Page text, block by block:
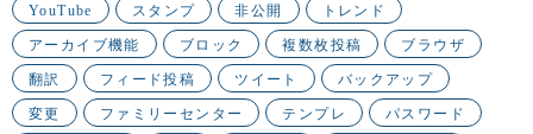
YouTube スタンプ 非公開 トレンド
アーカイブ機能 ブロック 複数枚投稿 ブラウザ
翻訳 フィード投稿 ツイート バックアップ
変更 ファミリーセンター テンプレ パスワード